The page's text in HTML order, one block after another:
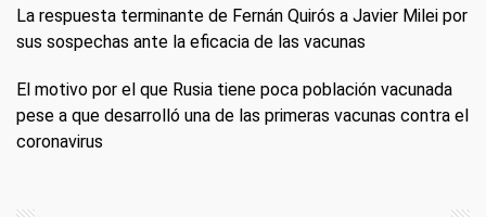
La respuesta terminante de Fernán Quirós a Javier Milei por
sus sospechas ante la eficacia de las vacunas
El motivo por el que Rusia tiene poca población vacunada
pese a que desarrolló una de las primeras vacunas contra el
coronavirus